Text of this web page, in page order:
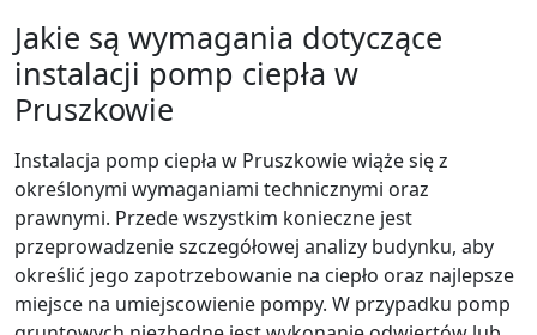
Jakie są wymagania dotyczące
instalacji pomp ciepła w
Pruszkowie
Instalacja pomp ciepła w Pruszkowie wiąże się z
określonymi wymaganiami technicznymi oraz
prawnymi. Przede wszystkim konieczne jest
przeprowadzenie szczegółowej analizy budynku, aby
określić jego zapotrzebowanie na ciepło oraz najlepsze
miejsce na umiejscowienie pompy. W przypadku pomp